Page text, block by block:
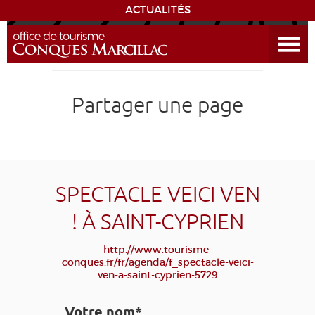
ACTUALITÉS
ENVIEDE...
DÉCOUVRIR LA DESTINATION
SÉJOURNER
Partager une page
SPECTACLE VEICI VEN
! À SAINT-CYPRIEN
http://www.tourisme-
conques.fr/fr/agenda/f_spectacle-veici-
ven-a-saint-cyprien-5729